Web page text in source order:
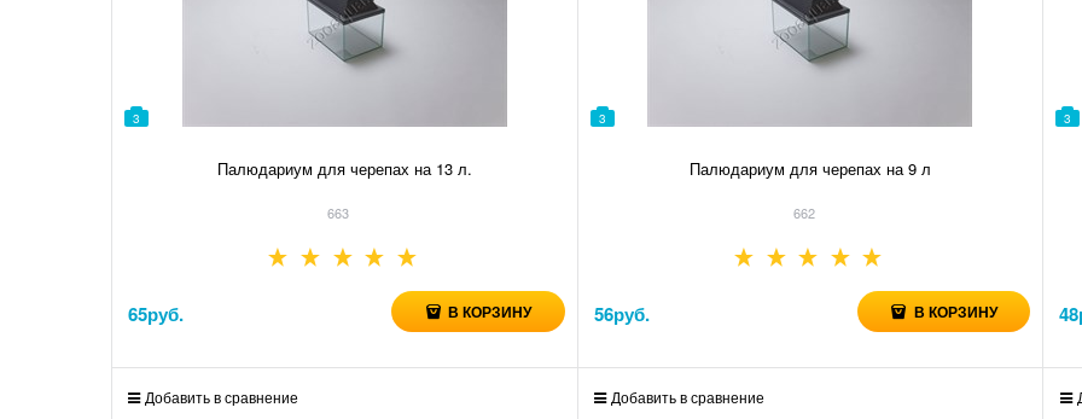
3
Палюдариум для черепах на 13 л.
663
65руб. В КОРЗИНУ
Добавить в сравнение
3
Палюдариум для черепах на 9 л
662
56руб. В КОРЗИНУ
Добавить в сравнение
3
48